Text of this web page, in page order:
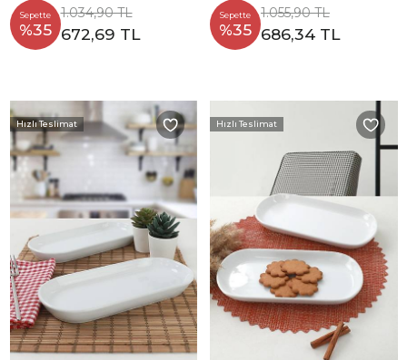
Sepette
%35
1.034,90 TL
672,69 TL
Sepette
%35
1.055,90 TL
686,34 TL
Hızlı Teslimat Hızlı Teslimat